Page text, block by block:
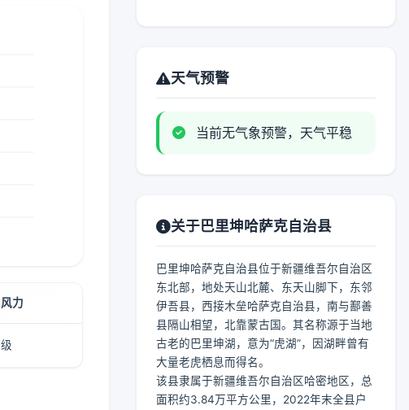
风力
级
天气预警
当前无气象预警，天气平稳
关于巴里坤哈萨克自治县
巴里坤哈萨克自治县位于新疆维吾尔自治区
东北部，地处天山北麓、东天山脚下，东邻
伊吾县，西接木垒哈萨克自治县，南与鄯善
县隔山相望，北靠蒙古国。其名称源于当地
古老的巴里坤湖，意为“虎湖”，因湖畔曾有
大量老虎栖息而得名。
该县隶属于新疆维吾尔自治区哈密地区，总
面积约3.84万平方公里，2022年末全县户